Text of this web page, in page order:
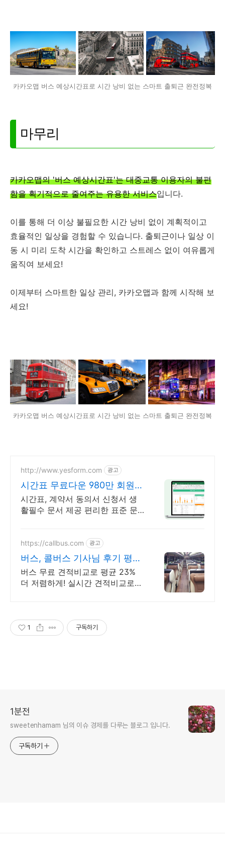
카카오맵 버스 예상시간표로 시간 낭비 없는 스마트 출퇴근 완전정복
마무리
카카오맵의 '버스 예상시간표'는 대중교통 이용자의 불편
함을 획기적으로 줄여주는 유용한 서비스입니다.
이를 통해 더 이상 불필요한 시간 낭비 없이 계획적이고
효율적인 일상을 경험할 수 있습니다. 출퇴근이나 일상 이
동 시 미리 도착 시간을 확인하고 스트레스 없이 여유롭게
움직여 보세요!
이제부터 스마트한 일상 관리, 카카오맵과 함께 시작해 보
세요!
카카오맵 버스 예상시간표로 시간 낭비 없는 스마트 출퇴근 완전정복
http://www.yesform.com 광고
시간표 무료다운 980만 회원의
선택
시간표, 계약서 동의서 신청서 생
활필수 문서 제공 편리한 표준 문
https://callbus.com 광고
버스, 콜버스 기사님 후기 평균
4.96점
버스 무료 견적비교로 평균 23%
더 저렴하게! 실시간 견적비교로
1 구독하기
1분전
sweetenhamam 님의 이슈 경제를 다루는 블로그 입니다.
구독하기